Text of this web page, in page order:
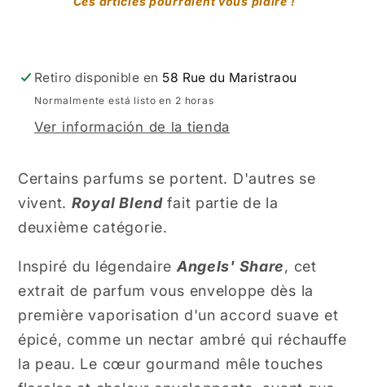
Retiro disponible en 58 Rue du Maristraou
Normalmente está listo en 2 horas
Ver información de la tienda
Certains parfums se portent. D'autres se
vivent. Royal Blendfait partie de la
deuxième catégorie.
Inspiré du légendaire Angels' Share, cet
extrait de parfum vous enveloppe dès la
première vaporisation d'un accord suave et
épicé, comme un nectar ambré qui réchauffe
la peau. Le cœur gourmand mêle touches